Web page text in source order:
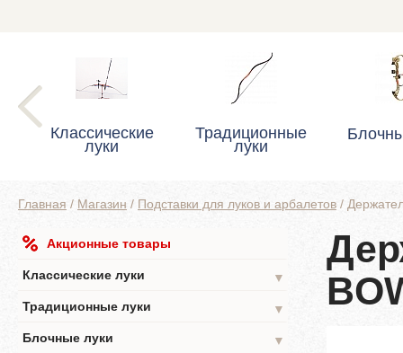
Классические
луки
Традиционные
луки
Главная / Магазин / Подставки для луков и арбалетов /
Акционные товары
Классические луки
▼
Традиционные луки
▼
Блочные луки
▼